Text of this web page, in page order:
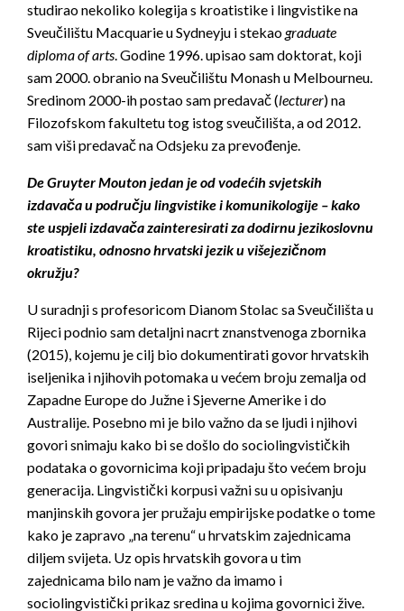
studirao nekoliko kolegija s kroatistike i lingvistike na
Sveučilištu Macquarie u Sydneyju i stekaograduate
diploma of arts. Godine 1996. upisao sam doktorat, koji
sam 2000. obranio na Sveučilištu Monash u Melbourneu.
Sredinom 2000-ih postao sam predavač (lecturer) na
Filozofskom fakultetu tog istog sveučilišta, a od 2012.
sam viši predavač na Odsjeku za prevođenje.
De Gruyter Mouton jedan je od vodećih svjetskih
izdavača u području lingvistike i komunikologije – kako
ste uspjeli izdavača zainteresirati za dodirnu jezikoslovnu
kroatistiku, odnosno hrvatski jezik u višejezičnom
okružju?
U suradnji s profesoricom Dianom Stolac sa Sveučilišta u
Rijeci podnio sam detaljni nacrt znanstvenoga zbornika
(2015), kojemu je cilj bio dokumentirati govor hrvatskih
iseljenika i njihovih potomaka u većem broju zemalja od
Zapadne Europe do Južne i Sjeverne Amerike i do
Australije. Posebno mi je bilo važno da se ljudi i njihovi
govori snimaju kako bi se došlo do sociolingvističkih
podataka o govornicima koji pripadaju što većem broju
generacija. Lingvistički korpusi važni su u opisivanju
manjinskih govora jer pružaju empirijske podatke o tome
kako je zapravo „na terenu“ u hrvatskim zajednicama
diljem svijeta. Uz opis hrvatskih govora u tim
zajednicama bilo nam je važno da imamo i
sociolingvistički prikaz sredina u kojima govornici žive.